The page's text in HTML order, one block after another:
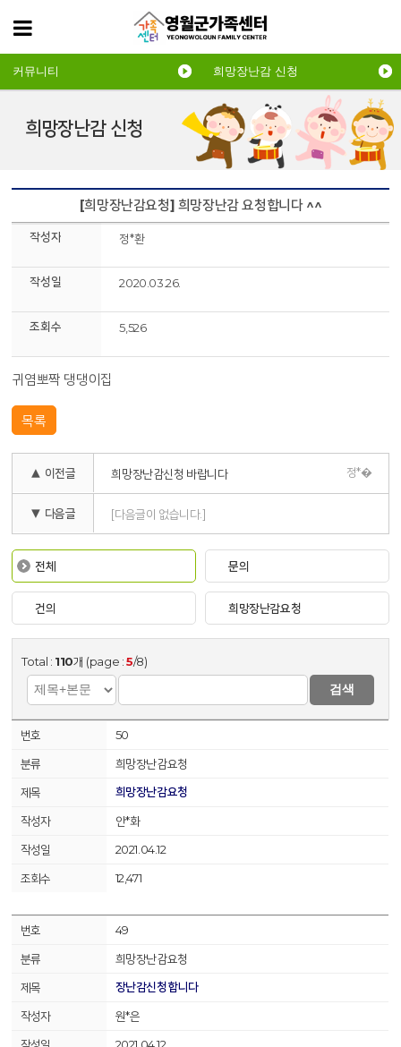
희망장난감 신청
커뮤니티 희망장난감 신청
[희망장난감요청] 희망장난감 요청합니다 ^^
작성자 정*환
작성일 2020.03.26.
조회수 5,526
귀염뽀짝 댕댕이집
목록
▲ 이전글 희망장난감신청 바랍니다 정*�
▼ 다음글 [다음글이 없습니다.]
전체 문의
건의 희망장난감요청
Total : 110개 (page :5/8)
검색
50
희망장난감요청
희망장난감요청
안*화
2021.04.12
12,471
49
희망장난감요청
장난감신청합니다
원*은